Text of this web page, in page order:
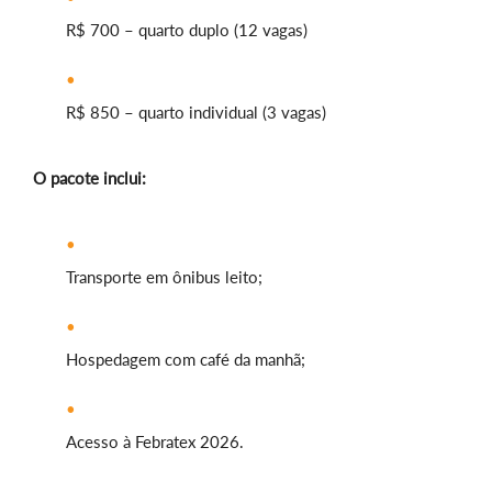
R$ 700 – quarto duplo (12 vagas)
R$ 850 – quarto individual (3 vagas)
O pacote inclui:
Transporte em ônibus leito;
Hospedagem com café da manhã;
Acesso à Febratex 2026.